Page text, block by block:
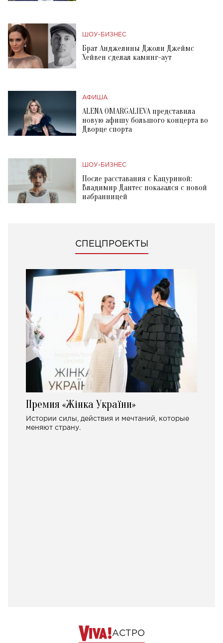
ШОУ-БИЗНЕС
Брат Анджелины Джоли Джеймс
Хейвен сделал каминг-аут
АФИША
ALENA OMARGALIEVA представила
новую афишу большого концерта во
Дворце спорта
ШОУ-БИЗНЕС
После расставания с Кацуриной:
Владимир Дантес показался с новой
избранницей
СПЕЦПРОЕКТЫ
Премия «Жінка України»
Истории силы, действия и мечтаний, которые
меняют страну.
АСТРО